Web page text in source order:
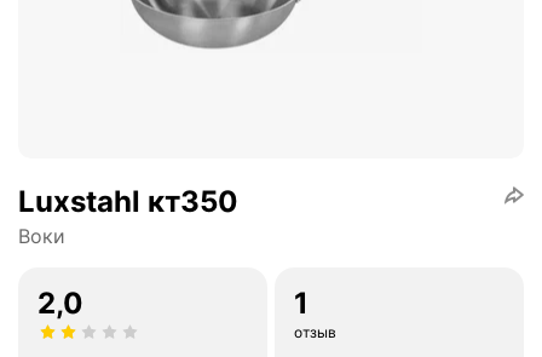
Luxstahl кт350
Воки
2,0 1
отзыв